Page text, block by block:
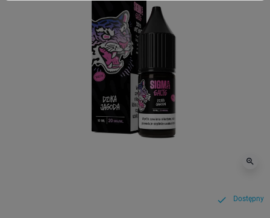
zoom_in
check Dostępny